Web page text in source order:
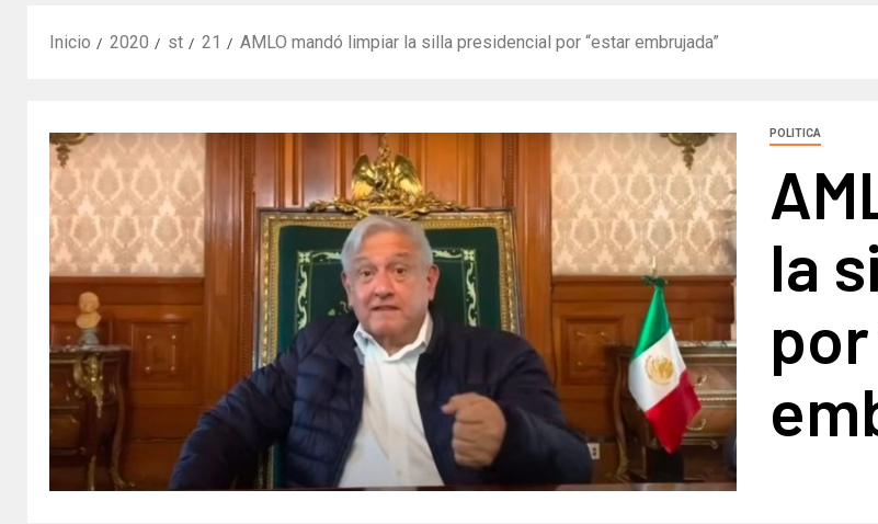
Inicio 2020 st 21 AMLO mandó limpiar la silla presidencial por “estar embrujada”
POLITICA
la